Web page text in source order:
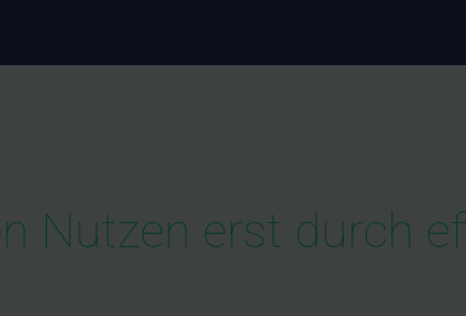
Nutzen erst durch